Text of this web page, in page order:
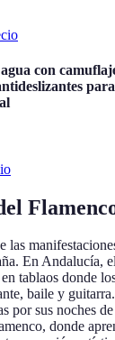
con
las
En Andalucía,
tablaos donde
baile y
por sus noches
donde